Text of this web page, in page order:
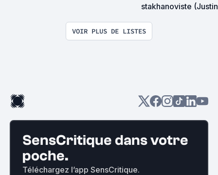
stakhanoviste
VOIR PLUS DE LISTES
SensCritique dans votre
poche.
Téléchargez l’app SensCritique.